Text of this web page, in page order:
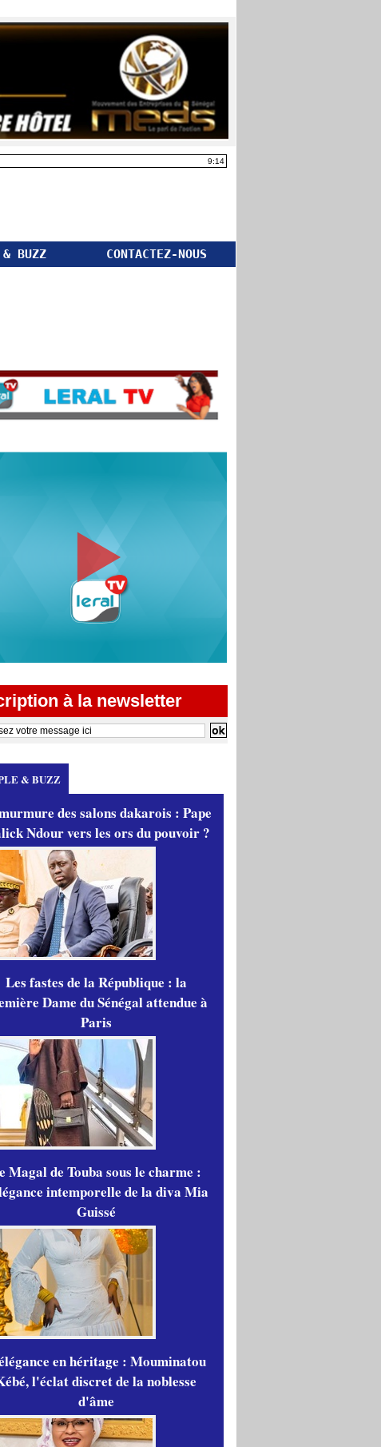
9:14
& BUZZ CONTACTEZ-NOUS
à la newsletter
& BUZZ
des salons dakarois : Pape
Ndour vers les ors du pouvoir ?
Les fastes de la République : la
Dame du Sénégal attendue à
Paris
Magal de Touba sous le charme :
intemporelle de la diva Mia
Guissé
en héritage : Mouminatou
l'éclat discret de la noblesse
d'âme